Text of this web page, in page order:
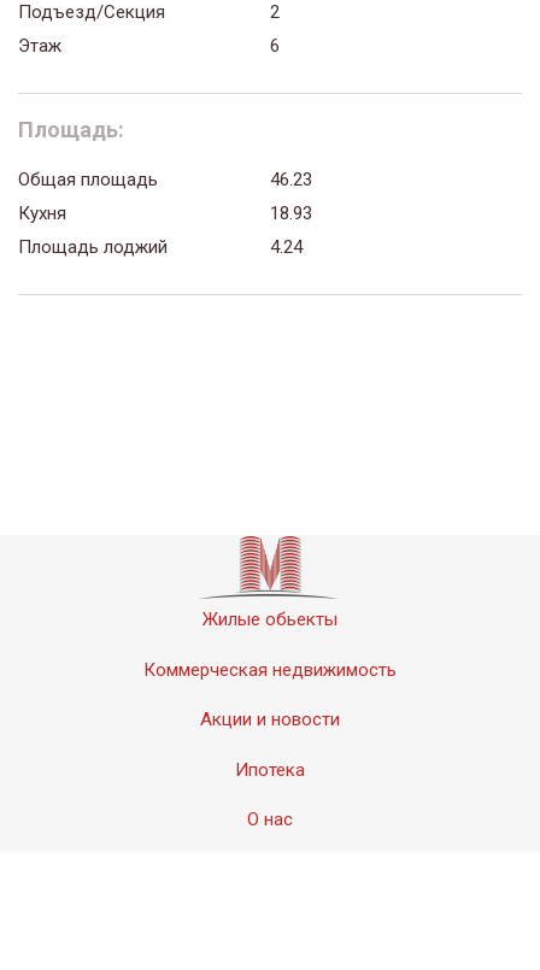
Подъезд/Секция
2
Этаж
6
Площадь:
Общая площадь
46.23
Кухня
18.93
Площадь лоджий
4.24
Жилые обьекты
Коммерческая недвижимость
Акции и новости
Ипотека
О нас